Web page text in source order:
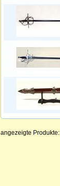
angezeigte Produkte: